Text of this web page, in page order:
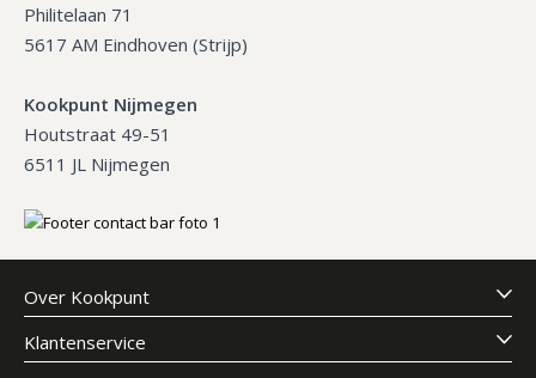
Philitelaan 71
5617 AM Eindhoven (Strijp)
Kookpunt Nijmegen
Houtstraat 49-51
6511 JL Nijmegen
Over Kookpunt
Klantenservice